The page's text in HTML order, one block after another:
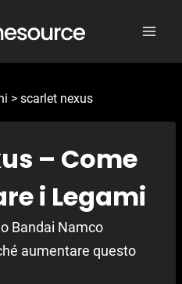
> scarlet nexus
– Come
i Legami
Bandai Namco
aumentare questo